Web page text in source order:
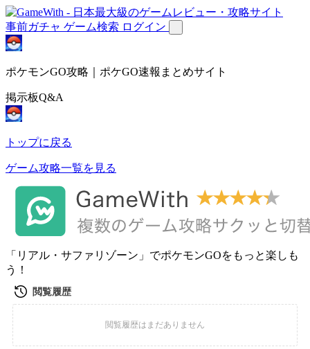
事前ガチャ ゲーム検索 ログイン
ポケモンGO攻略｜ポケGO速報まとめサイト
掲示板Q&A
トップに戻る
ゲーム攻略一覧を見る
「リアル・サファリゾーン」でポケモンGOをもっと楽しも
う！